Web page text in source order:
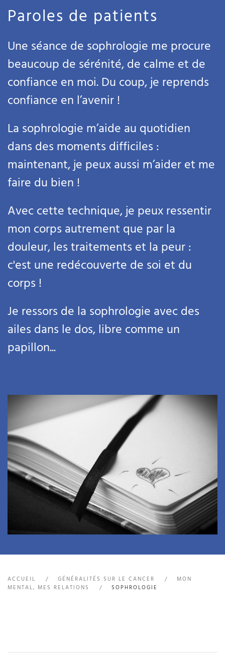
Paroles de patients
Une séance de sophrologie me procure
beaucoup de sérénité, de calme et de
confiance en moi. Du coup, je reprends
confiance en l’avenir !
La sophrologie m’aide au quotidien
dans des moments difficiles :
maintenant, je peux aussi m’aider et me
faire du bien !
Avec cette technique, je peux ressentir
mon corps autrement que par la
douleur, les traitements et la peur :
c'est une redécouverte de soi et du
corps !
Je ressors de la sophrologie avec des
ailes dans le dos, libre comme un
papillon...
ACCUEIL GÉNÉRALITÉS SUR LE CANCER
MON
MENTAL, MES RELATIONS
SOPHROLOGIE